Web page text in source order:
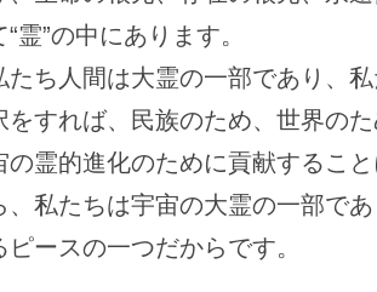
“霊”の中にあります。
たち人間は大霊の一部であり、
をすれば、民族のため、世界の
の霊的進化のために貢献するこ
、私たちは宇宙の大霊の一部で
ピースの一つだからです。